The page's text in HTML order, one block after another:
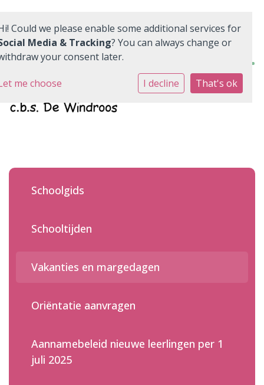
Home
Onze school
Praktische informatie
Quadraten
Contact
Schoolgids
Schooltijden
Vakanties en margedagen
Oriëntatie aanvragen
Aannamebeleid nieuwe leerlingen per 1
juli 2025
Could we please enable some additional services for
Media & Tracking? You can always change or
your consent later.
me choose I decline That's ok